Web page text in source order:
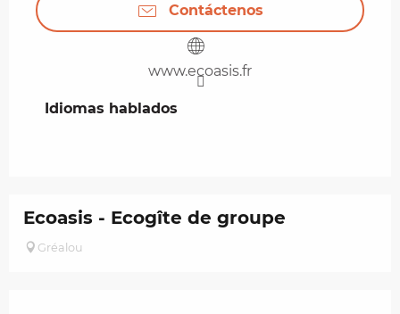
Contáctenos
www.ecoasis.fr
Idiomas hablados
Idiomas hablados
Ecoasis - Ecogîte de groupe
Gréalou